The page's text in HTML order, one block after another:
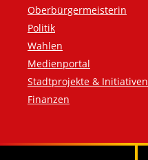
Oberbürgermeisterin
Politik
Wahlen
Medienportal
Stadtprojekte & Initiativen
Finanzen